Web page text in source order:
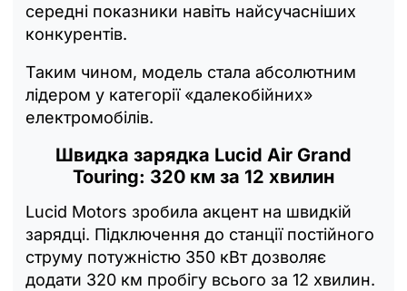
середні показники навіть найсучасніших
конкурентів.
Таким чином, модель стала абсолютним
лідером у категорії «далекобійних»
електромобілів.
Швидка зарядка Lucid Air Grand
Touring: 320 км за 12 хвилин
Lucid Motors зробила акцент на швидкій
зарядці. Підключення до станції постійного
струму потужністю 350 кВт дозволяє
додати 320 км пробігу всього за 12 хвилин.